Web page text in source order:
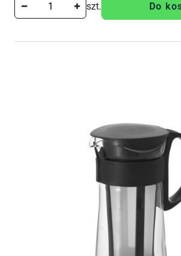
szt. Do